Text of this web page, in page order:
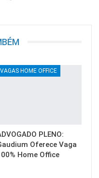
VAGAS HOME OFFICE
PLENO:
Oferece Vaga
Home Office